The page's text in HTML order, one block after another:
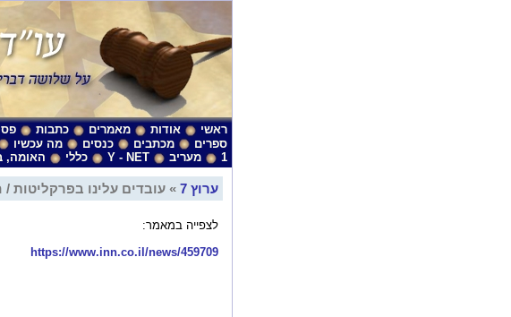
ראשי אודות מאמרים כתבות
ספרים
מכתבים כנסים מה עכשיו
1
מעריב Y - NET כללי האומה,
ערוץ 7 » עובדים עלינו בפרקליטות
לצפייה במאמר:
https://www.inn.co.il/news/459709